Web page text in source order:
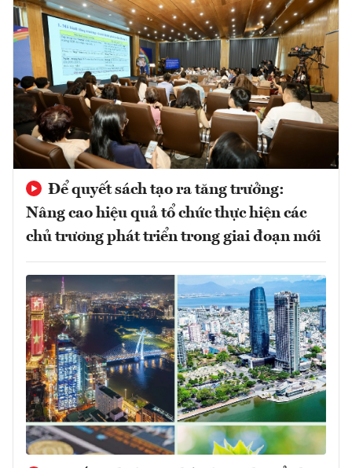
Để quyết sách tạo ra tăng trưởng:
Nâng cao hiệu quả tổ chức thực hiện các
chủ trương phát triển trong giai đoạn mới